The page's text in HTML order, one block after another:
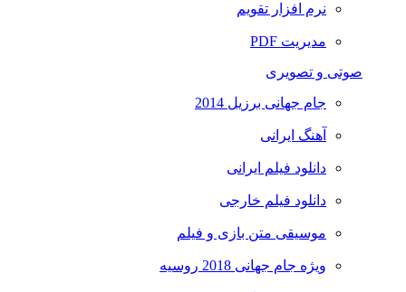
نرم افزار تقویم
مدیریت PDF
صوتی و تصویری
جام جهانی برزیل 2014
آهنگ ایرانی
دانلود فیلم ایرانی
دانلود فیلم خارجی
موسیقی متن بازی و فیلم
ویژه جام جهانی 2018 روسیه